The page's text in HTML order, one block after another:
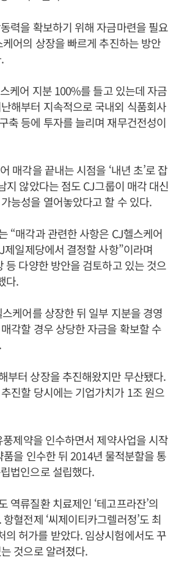
력을 확보하기 위해 자금마련을 필요
어의 상장을 빠르게 추진하는 방안
케어 지분 100%를 들고 있는데 자금
해부터 지속적으로 국내외 식품회사
축 등에 투자를 늘리며 재무건전성이
매각을 끝내는 시점을 ‘내년 초’로 잡
지 않았다는 점도 CJ그룹이 매각 대신
능성을 열어놓았다고 할 수 있다.
“매각과 관련한 사항은 CJ헬스케어
제일제당에서 결정할 사항”이라며
등 다양한 방안을 검토하고 있는 것으
다.
케어를 상장한 뒤 일부 지분을 경영
각할 경우 상당한 자금을 확보할 수
부터 상장을 추진해왔지만 무산됐다.
진할 당시에는 기업가치가 1조 원으
제약을 인수하면서 제약사업을 시작
을 인수한 뒤 2014년 물적분할을 통
법인으로 설립했다.
역류질환 치료제인 ‘테고프라잔’의
혈전제 ‘씨제이티카그렐러정’도 최
의 허가를 받았다. 임상시험에서도 꾸
것으로 알려졌다.